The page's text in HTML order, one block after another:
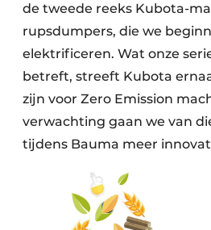
de tweede reeks Kubota-
rupsdumpers, die we
elektrificeren. Wat onze
betreft, streeft Kubota
zijn voor Zero Emission
verwachting gaan we van
tijdens Bauma meer